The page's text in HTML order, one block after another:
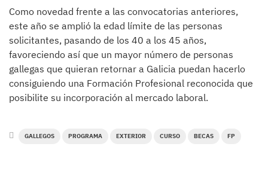
Como novedad frente a las convocatorias anteriores,
este año se amplió la edad límite de las personas
solicitantes, pasando de los 40 a los 45 años,
favoreciendo así que un mayor número de personas
gallegas que quieran retornar a Galicia puedan hacerlo
consiguiendo una Formación Profesional reconocida que
posibilite su incorporación al mercado laboral.
GALLEGOS PROGRAMA EXTERIOR CURSO BECAS FP